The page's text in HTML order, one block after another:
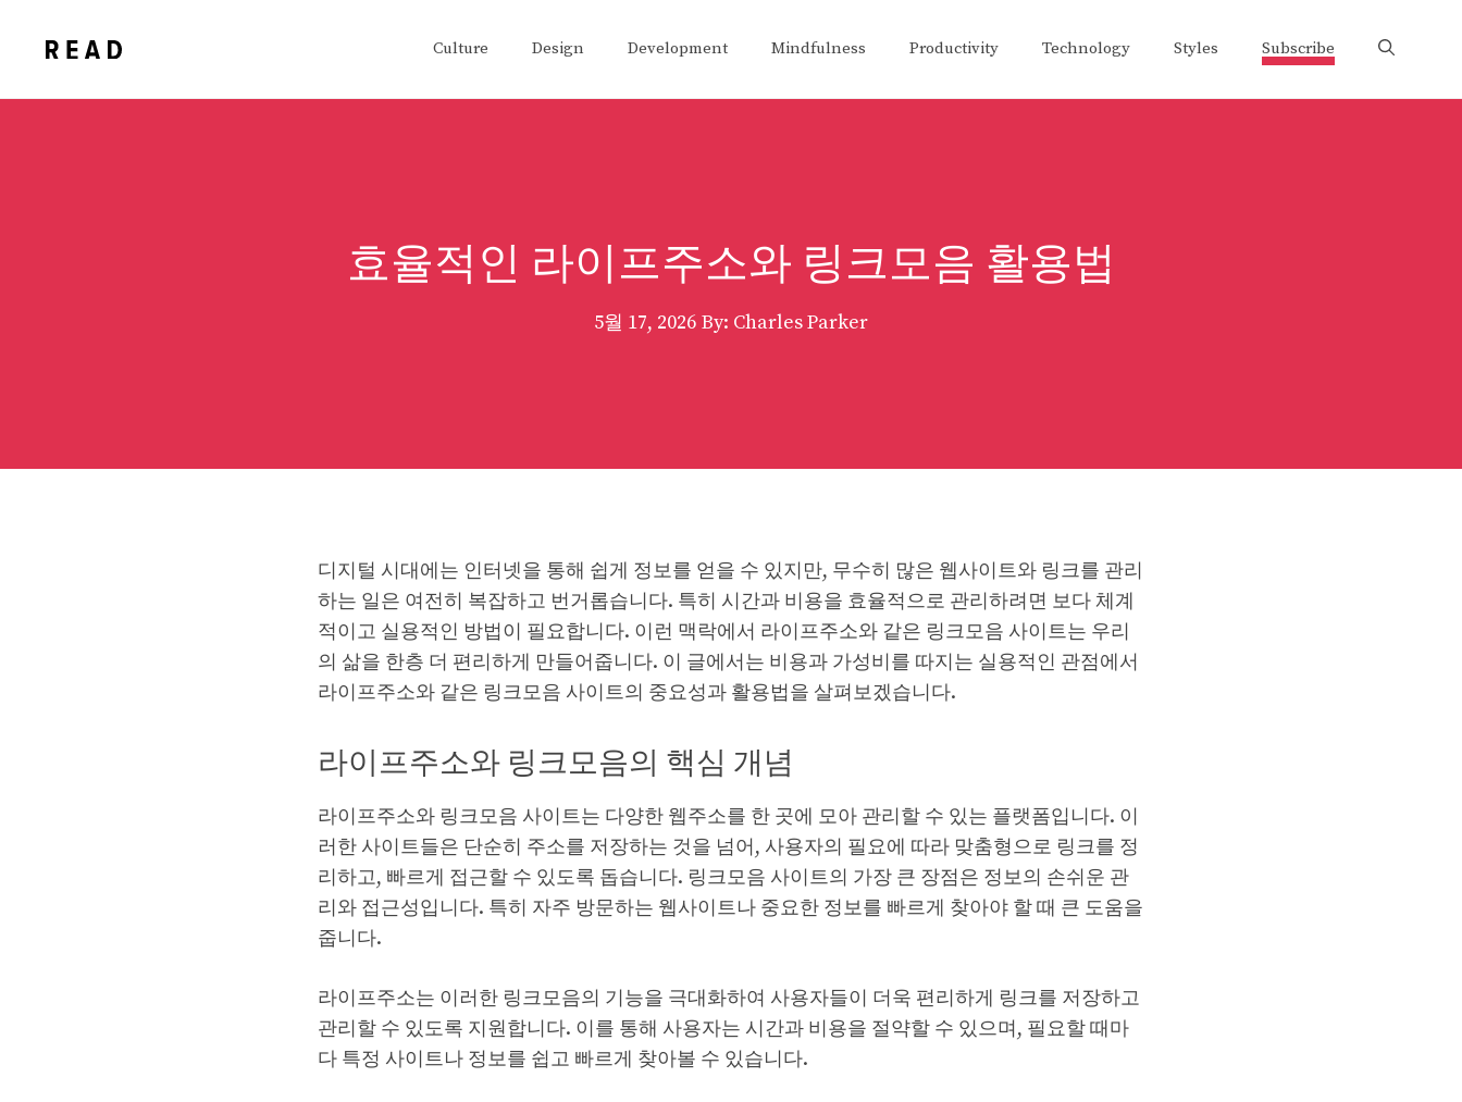
Culture Design Development Mindfulness Productivity Technology Styles Subscribe
효율적인 라이프주소와 링크모음 활용법
5월 17, 2026 By: Charles Parker
디지털 시대에는 인터넷을 통해 쉽게 정보를 얻을 수 있지만, 무수히 많은 웹사이트와 링크를 관리
하는 일은 여전히 복잡하고 번거롭습니다. 특히 시간과 비용을 효율적으로 관리하려면 보다 체계
적이고 실용적인 방법이 필요합니다. 이런 맥락에서 라이프주소와 같은 링크모음 사이트는 우리
의 삶을 한층 더 편리하게 만들어줍니다. 이 글에서는 비용과 가성비를 따지는 실용적인 관점에서
라이프주소와 같은 링크모음 사이트의 중요성과 활용법을 살펴보겠습니다.
라이프주소와 링크모음의 핵심 개념
라이프주소와 링크모음 사이트는 다양한 웹주소를 한 곳에 모아 관리할 수 있는 플랫폼입니다. 이
러한 사이트들은 단순히 주소를 저장하는 것을 넘어, 사용자의 필요에 따라 맞춤형으로 링크를 정
리하고, 빠르게 접근할 수 있도록 돕습니다. 링크모음 사이트의 가장 큰 장점은 정보의 손쉬운 관
리와 접근성입니다. 특히 자주 방문하는 웹사이트나 중요한 정보를 빠르게 찾아야 할 때 큰 도움을
줍니다.
라이프주소는 이러한 링크모음의 기능을 극대화하여 사용자들이 더욱 편리하게 링크를 저장하고
관리할 수 있도록 지원합니다. 이를 통해 사용자는 시간과 비용을 절약할 수 있으며, 필요할 때마
다 특정 사이트나 정보를 쉽고 빠르게 찾아볼 수 있습니다.